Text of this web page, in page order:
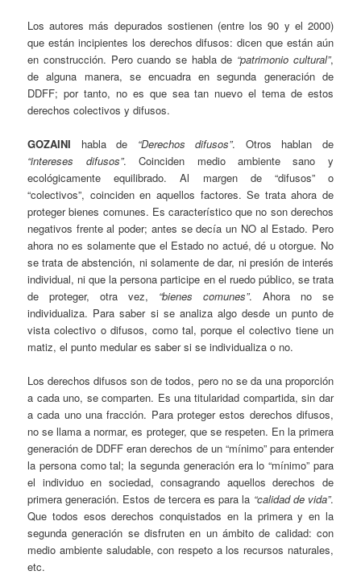
Los autores más depurados sostienen (entre los 90 y el 2000)
que están incipientes los derechos difusos: dicen que están aún
en construcción. Pero cuando se habla de “patrimonio cultural”,
de alguna manera, se encuadra en segunda generación de
DDFF; por tanto, no es que sea tan nuevo el tema de estos
derechos colectivos y difusos.
GOZAINI habla de “Derechos difusos”. Otros hablan de
“intereses difusos”. Coinciden medio ambiente sano y
ecológicamente equilibrado. Al margen de “difusos” o
“colectivos”, coinciden en aquellos factores. Se trata ahora de
proteger bienes comunes. Es característico que no son derechos
negativos frente al poder; antes se decía un NO al Estado. Pero
ahora no es solamente que el Estado no actué, dé u otorgue. No
se trata de abstención, ni solamente de dar, ni presión de interés
individual, ni que la persona participe en el ruedo público, se trata
de proteger, otra vez, “bienes comunes”. Ahora no se
individualiza. Para saber si se analiza algo desde un punto de
vista colectivo o difusos, como tal, porque el colectivo tiene un
matiz, el punto medular es saber si se individualiza o no.
Los derechos difusos son de todos, pero no se da una proporción
a cada uno, se comparten. Es una titularidad compartida, sin dar
a cada uno una fracción. Para proteger estos derechos difusos,
no se llama a normar, es proteger, que se respeten. En la primera
generación de DDFF eran derechos de un “mínimo” para entender
la persona como tal; la segunda generación era lo “mínimo” para
el individuo en sociedad, consagrando aquellos derechos de
primera generación. Estos de tercera es para la “calidad de vida”.
Que todos esos derechos conquistados en la primera y en la
segunda generación se disfruten en un ámbito de calidad: con
medio ambiente saludable, con respeto a los recursos naturales,
etc.